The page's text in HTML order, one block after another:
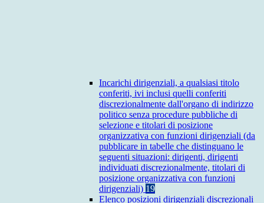
Incarichi dirigenziali, a qualsiasi titolo
conferiti, ivi inclusi quelli conferiti
discrezionalmente dall'organo di indirizzo
politico senza procedure pubbliche di
selezione e titolari di posizione
organizzativa con funzioni dirigenziali (da
pubblicare in tabelle che distinguano le
seguenti situazioni: dirigenti, dirigenti
individuati discrezionalmente, titolari di
posizione organizzativa con funzioni
dirigenziali) 19
Elenco posizioni dirigenziali discrezionali